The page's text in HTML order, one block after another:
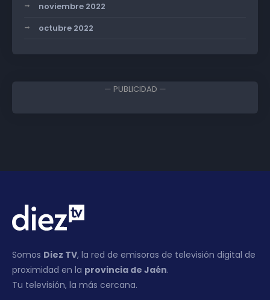
noviembre 2022
octubre 2022
— PUBLICIDAD —
Somos Diez TV, la red de emisoras de televisión digital de
proximidad en la provincia de Jaén.
Tu televisión, la más cercana.